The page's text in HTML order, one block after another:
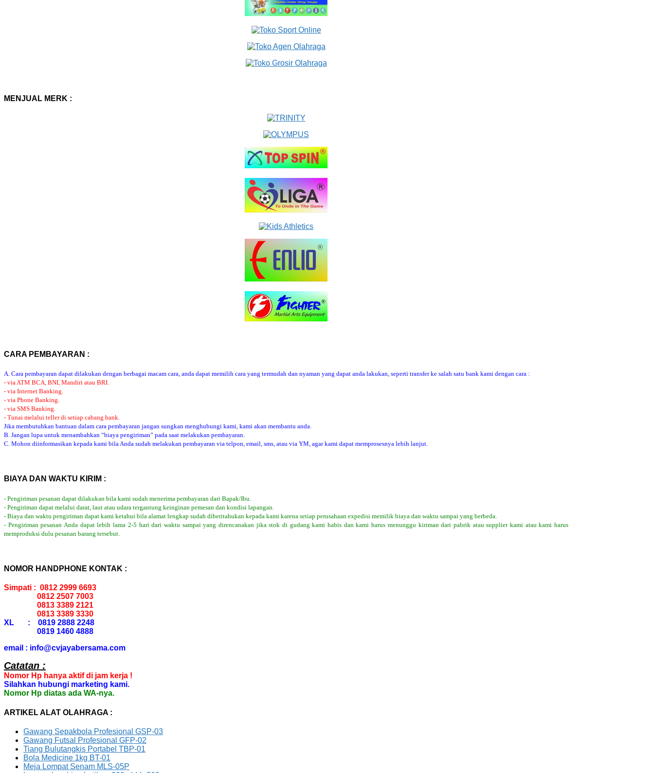
MENJUAL MERK :
CARA PEMBAYARAN :
A. Cara pembayaran dapat dilakukan dengan berbagai macam cara, anda dapat memilih cara yang termudah dan nyaman yang dapat anda lakukan, seperti transfer ke salah satu bank kami dengan cara :
- via ATM BCA, BNI, Mandiri atau BRI.
- via Internet Banking.
- via Phone Banking.
- via SMS Banking.
- Tunai melalui teller di setiap cabang bank.
Jika membutuhkan bantuan dalam cara pembayaran jangan sungkan menghubungi kami, kami akan membantu anda.
B. Jangan lupa untuk menambahkan “biaya pengiriman” pada saat melakukan pembayaran.
C. Mohon diinformasikan kepada kami bila Anda sudah melakukan pembayaran via telpon, email, sms, atau via YM, agar kami dapat memprosesnya lebih lanjut.
BIAYA DAN WAKTU KIRIM :
- Pengiriman pesanan dapat dilakukan bila kami sudah menerima pembayaran dari Bapak/Ibu.
- Pengiriman dapat melalui darat, laut atau udara tergantung keinginan pemesan dan kondisi lapangan.
- Biaya dan waktu pengiriman dapat kami ketahui bila alamat lengkap sudah diberitahukan kepada kami karena setiap perusahaan expedisi memilik biaya dan waktu sampai yang berbeda.
- Pengiriman pesanan Anda dapat lebih lama 2-5 hari dari waktu sampai yang direncanakan jika stok di gudang kami habis dan kami harus menunggu kiriman dari pabrik atau supplier kami atau kami harus
memproduksi dulu pesanan barang tersebut.
NOMOR HANDPHONE KONTAK :
Simpati : 0812 2999 6693
0812 2507 7003
0813 3389 2121
0813 3389 3330
XL : 0819 2888 2248
0819 1460 4888
email : info@cvjayabersama.com
Catatan :
Nomor Hp hanya aktif di jam kerja !
Silahkan hubungi marketing kami.
Nomor Hp diatas ada WA-nya.
ARTIKEL ALAT OLAHRAGA :
Gawang Sepakbola Profesional GSP-03
Gawang Futsal Profesional GFP-02
Tiang Bulutangkis Portabel TBP-01
Bola Medicine 1kg BT-01
Meja Lompat Senam MLS-05P